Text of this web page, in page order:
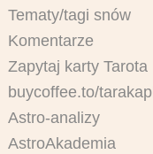
Tematy/tagi snów
Komentarze
Zapytaj karty Tarota
buycoffee.to/tarakapl
Astro-analizy
AstroAkademia